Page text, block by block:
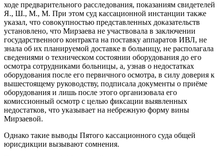
ходе предварительного расследования, показаниям свидетелей
Я., Ш., М., М. При этом суд кассационной инстанции также
указал, что совокупностью представленных доказательств
установлено, что Мирзаева не участвовала в заключении
государственного контракта на поставку аппаратов ИВЛ, не
знала об их планируемой доставке в больницу, не располагала
сведениями о техническом состоянии оборудования до его
осмотра сотрудниками больницы, а, узнав о недостатках
оборудования после его первичного осмотра, в силу доверия к
вышестоящему руководству, подписала документы о приёме
оборудования и лишь после этого организовала его
комиссионный осмотр с целью фиксации выявленных
недостатков, что указывает на небрежную форму вины
Мирзаевой.
Однако такие выводы Пятого кассационного суда общей
юрисдикции вызывают сомнения.